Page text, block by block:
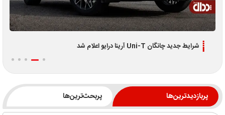
اطلاعیه جدید فروش اقساطی لوکانو L7 و L8 ویژه تیر 1405
پربازدیدترین‌ها پربحث‌ترین‌ها